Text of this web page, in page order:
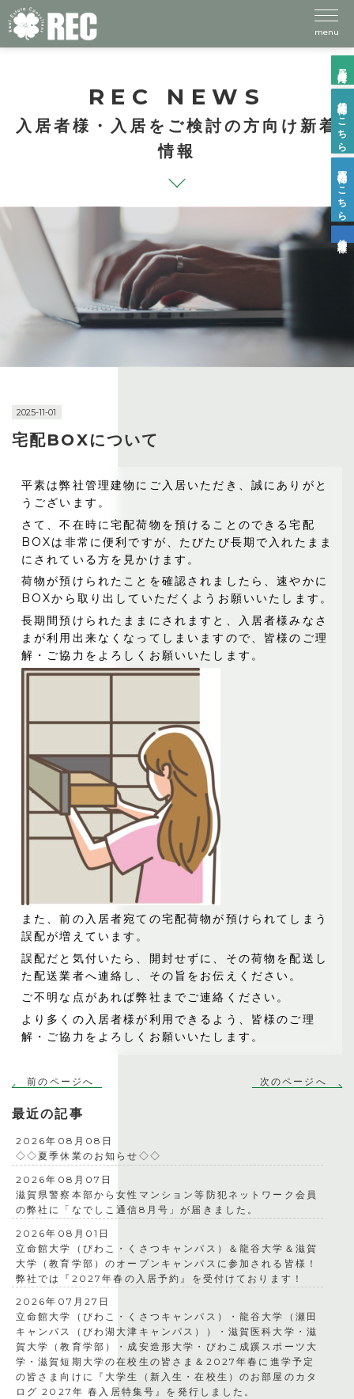
menu
入居者様向け
賃貸物件はこちら
売買物件はこちら
REC NEWS
入居者様・入居をご検討の方向け新着
情報
2025-11-01
宅配BOXについて
平素は弊社管理建物にご入居いただき、誠にありがと
うございます。
さて、不在時に宅配荷物を預けることのできる宅配
BOXは非常に便利ですが、たびたび長期で入れたまま
にされている方を見かけます。
荷物が預けられたことを確認されましたら、速やかに
BOXから取り出していただくようお願いいたします。
長期間預けられたままにされますと、入居者様みなさ
まが利用出来なくなってしまいますので、皆様のご理
解・ご協力をよろしくお願いいたします。
また、前の入居者宛ての宅配荷物が預けられてしまう
誤配が増えています。
誤配だと気付いたら、開封せずに、その荷物を配送し
た配送業者へ連絡し、その旨をお伝えください。
ご不明な点があれば弊社までご連絡ください。
より多くの入居者様が利用できるよう、皆様のご理
解・ご協力をよろしくお願いいたします。
前のページへ 次のページへ
最近の記事
2026年08月08日
◇◇夏季休業のお知らせ◇◇
2026年08月07日
滋賀県警察本部から女性マンション等防犯ネットワーク会員
の弊社に「なでしこ通信8月号」が届きました。
2026年08月01日
立命館大学（びわこ・くさつキャンパス）＆龍谷大学＆滋賀
大学（教育学部）のオープンキャンパスに参加される皆様！
弊社では『2027年春の入居予約』を受付けております！
2026年07月27日
立命館大学（びわこ・くさつキャンパス）・龍谷大学（瀬田
キャンパス（びわ湖大津キャンパス））・滋賀医科大学・滋
賀大学（教育学部）・成安造形大学・びわこ成蹊スポーツ大
学・滋賀短期大学の在校生の皆さま＆2027年春に進学予定
の皆さま向けに『大学生（新入生・在校生）のお部屋のカタ
ログ 2027年 春入居特集号』を発行しました。